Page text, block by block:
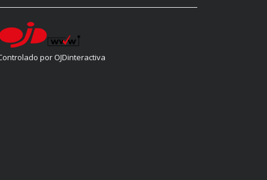
por OJDinteractiva